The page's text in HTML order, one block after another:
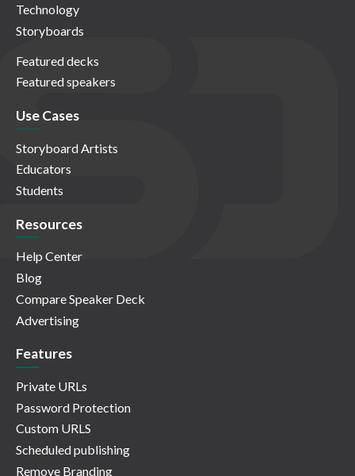
Technology
Storyboards
Featured decks
Featured speakers
Use Cases
Storyboard Artists
Educators
Students
Resources
Help Center
Blog
Compare Speaker Deck
Advertising
Features
Private URLs
Password Protection
Custom URLS
Scheduled publishing
Remove Branding